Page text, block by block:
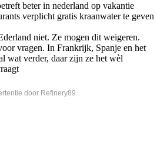
beter in nederland op vakantie
verplicht gratis kraanwater te geven
niet. Ze mogen dit weigeren.
vragen. In Frankrijk, Spanje en het
wat verder, daar zijn ze het wèl
door Refinery89